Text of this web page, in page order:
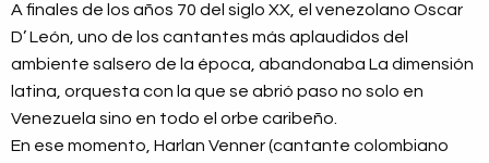
A finales de los años 70 del siglo XX, el venezolano Oscar
D’ León, uno de los cantantes más aplaudidos del
ambiente salsero de la época, abandonaba La dimensión
latina, orquesta con la que se abrió paso no solo en
Venezuela sino en todo el orbe caribeño.
En ese momento, Harlan Venner (cantante colombiano